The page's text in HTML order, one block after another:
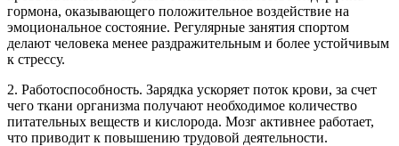
гормона, оказывающего положительное воздействие на
эмоциональное состояние. Регулярные занятия спортом
делают человека менее раздражительным и более устойчивым
к стрессу.
2. Работоспособность. Зарядка ускоряет поток крови, за счет
чего ткани организма получают необходимое количество
питательных веществ и кислорода. Мозг активнее работает,
что приводит к повышению трудовой деятельности.